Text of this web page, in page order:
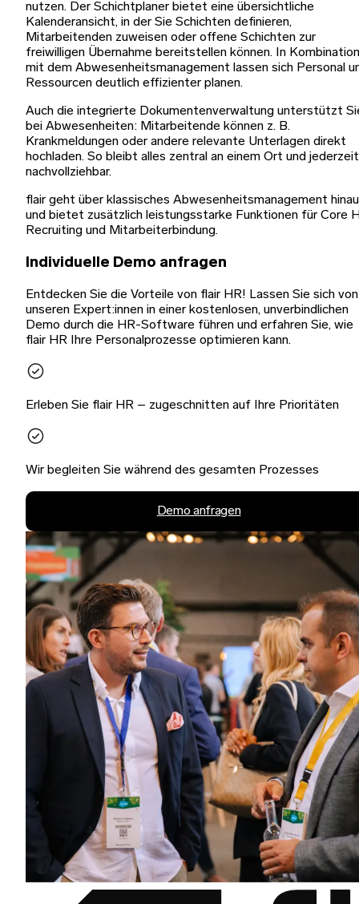
nutzen. Der Schichtplaner bietet eine übersichtliche
Kalenderansicht, in der Sie Schichten definieren,
Mitarbeitenden zuweisen oder offene Schichten zur
freiwilligen Übernahme bereitstellen können. In Kombination
mit dem Abwesenheitsmanagement lassen sich Personal
Ressourcen deutlich effizienter planen.
Auch die integrierte Dokumentenverwaltung unterstützt
bei Abwesenheiten: Mitarbeitende können z. B.
Krankmeldungen oder andere relevante Unterlagen direkt
hochladen. So bleibt alles zentral an einem Ort und jederzeit
nachvollziehbar.
flair geht über klassisches Abwesenheitsmanagement
und bietet zusätzlich leistungsstarke Funktionen für Core
Recruiting und Mitarbeiterbindung.
Individuelle Demo anfragen
Entdecken Sie die Vorteile von flair HR! Lassen Sie sich von
unseren Expert:innen in einer kostenlosen, unverbindlichen
Demo durch die HR-Software führen und erfahren Sie, wie
flair HR Ihre Personalprozesse optimieren kann.
Erleben Sie flair HR – zugeschnitten auf Ihre Prioritäten
Wir begleiten Sie während des gesamten Prozesses
Demo anfragen